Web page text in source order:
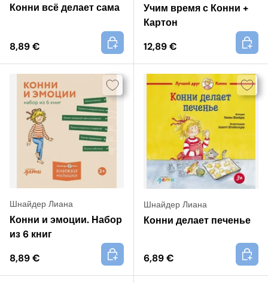
Конни всё делает сама
8,89 €
+
Учим время с Конни +
Картон
12,89 €
+
Шнайдер Лиана
Конни и эмоции. Набор
из 6 книг
8,89 €
+
Шнайдер Лиана
Конни делает печенье
6,89 €
+